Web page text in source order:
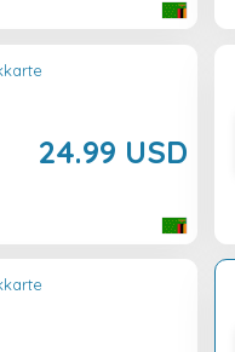
24.99 USD